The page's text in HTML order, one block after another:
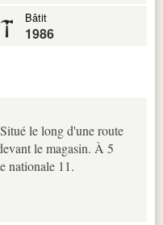
Bâtit
1986
le long d'une route
le magasin. À 5
nationale 11.